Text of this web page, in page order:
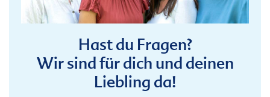
Hast du Fragen?
Wir sind für dich und deinen
Liebling da!